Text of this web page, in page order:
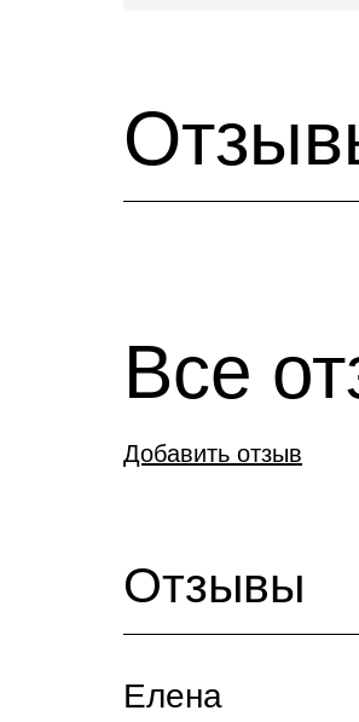
Все
Добавить отзыв
Отзывы
Елена